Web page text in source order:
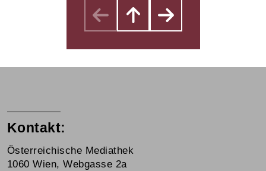
Kontakt:
Österreichische Mediathek
1060 Wien, Webgasse 2a